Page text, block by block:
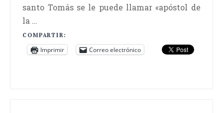
santo Tomás se le puede llamar «apóstol de
la …
COMPARTIR:
Imprimir Correo electrónico